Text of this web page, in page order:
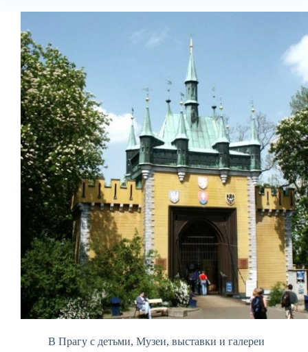
В Прагу с детьми, Музеи, выставки и галереи